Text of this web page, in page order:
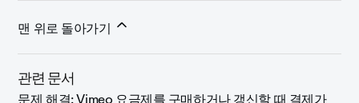
맨 위로 돌아가기
관련 문서